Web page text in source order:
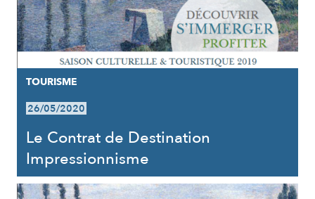
TOURISME
26/05/2020
Le Contrat de Destination
Impressionnisme